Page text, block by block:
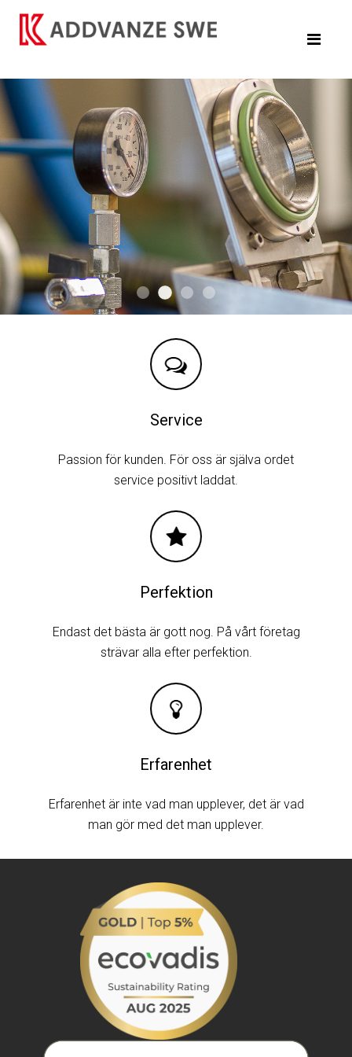
W244 A7308710 2
DSC07606 2
DSC07638
Service
Passion för kunden. För oss är själva ordet
service positivt laddat.
Perfektion
Endast det bästa är gott nog. På vårt företag
strävar alla efter perfektion.
Erfarenhet
Erfarenhet är inte vad man upplever, det är vad
man gör med det man upplever.